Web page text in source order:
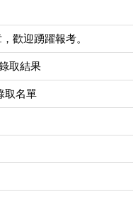
歡迎踴躍報考。
取結果
取名單